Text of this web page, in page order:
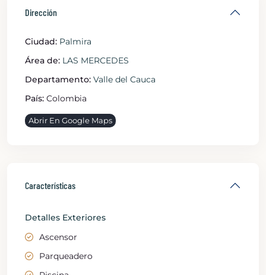
Dirección
Ciudad: Palmira
Área de: LAS MERCEDES
Departamento: Valle del Cauca
País: Colombia
Abrir En Google Maps
Características
Detalles Exteriores
Ascensor
Parqueadero